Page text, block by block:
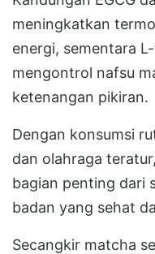
meningkatkan
energi, sementara
mengontrol nafsu
ketenangan pikiran.
Dengan konsumsi
dan olahraga
bagian penting dari
badan yang sehat
Secangkir matcha